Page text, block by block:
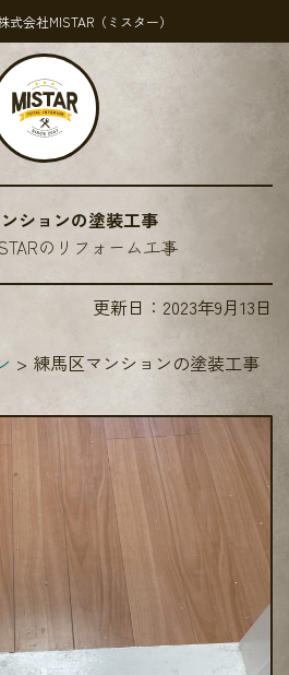
会社MISTAR（ミスター）
ションの塗装工事
のリフォーム工事
更新日： 2023年9月13日
練馬区マンションの塗装工事